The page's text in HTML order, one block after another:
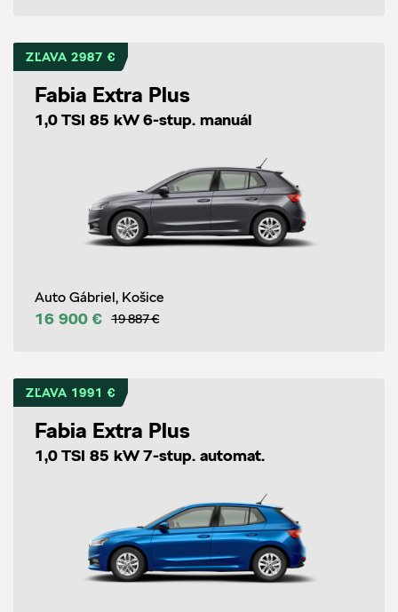
ZĽAVA 2987 €
Fabia Extra Plus
1,0 TSI 85 kW 6-stup. manuál
Auto Gábriel, Košice
16 900 € 19 887 €
ZĽAVA 1991 €
Fabia Extra Plus
1,0 TSI 85 kW 7-stup. automat.